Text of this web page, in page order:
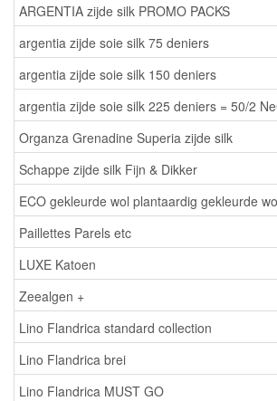
ARGENTIA zijde silk PROMO PACKS
argentia zijde soie silk 75 deniers
argentia zijde soie silk 150 deniers
argentia zijde soie silk 225 deniers = 50/2
Organza Grenadine Superia zijde silk
Schappe zijde silk Fijn & Dikker
ECO gekleurde wol plantaardig gekleurde
Paillettes Parels etc
LUXE Katoen
Zeealgen +
Lino Flandrica standard collection
Lino Flandrica brei
Lino Flandrica MUST GO